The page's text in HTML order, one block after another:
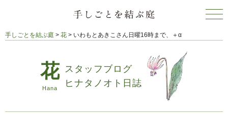
手しごとを結ぶ庭 > 花 > いわもとあきこさん日曜16時まで、＋α
スタッフブログ
ヒナタノオト日誌